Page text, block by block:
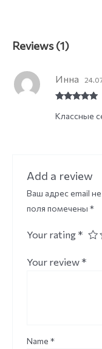
Reviews (1)
of 5
Инна
Классные
Add a review
Ваш адрес email
поля помечены *
Your rating *
Your review *
Name *